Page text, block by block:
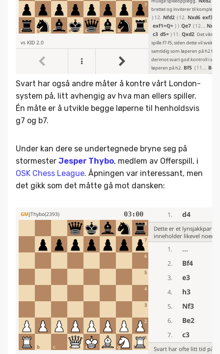
Svart har også andre måter å kontre vårt London-
system på, litt avhengig av hva man ellers spiller.
Én måte er å utvikle begge løperne til henholdsvis
g7 og b7.
Under kan dere se undertegnede bryne seg på
stormester Jesper Thybo, medlem av Offerspill, i
OSK Chess League. Åpningen var interessant, men
det gikk som det måtte gå mot dansken: